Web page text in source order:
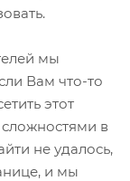
мы
Вам что-то
этот
в
не удалось,
и мы